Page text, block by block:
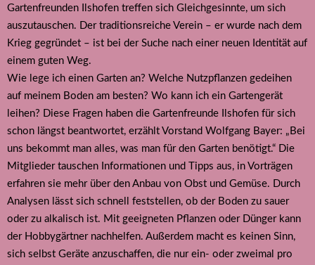
Gartenfreunden Ilshofen treffen sich Gleichgesinnte, um sich
auszutauschen. Der traditionsreiche Verein – er wurde nach dem
Krieg gegründet – ist bei der Suche nach einer neuen Identität auf
einem guten Weg.
Wie lege ich einen Garten an? Welche Nutzpflanzen gedeihen
auf meinem Boden am besten? Wo kann ich ein Gartengerät
leihen? Diese Fragen haben die Gartenfreunde Ilshofen für sich
schon längst beantwortet, erzählt Vorstand Wolfgang Bayer: „Bei
uns bekommt man alles, was man für den Garten benötigt.“ Die
Mitglieder tauschen Informationen und Tipps aus, in Vorträgen
erfahren sie mehr über den Anbau von Obst und Gemüse. Durch
Analysen lässt sich schnell feststellen, ob der Boden zu sauer
oder zu alkalisch ist. Mit geeigneten Pflanzen oder Dünger kann
der Hobbygärtner nachhelfen. Außerdem macht es keinen Sinn,
sich selbst Geräte anzuschaffen, die nur ein- oder zweimal pro